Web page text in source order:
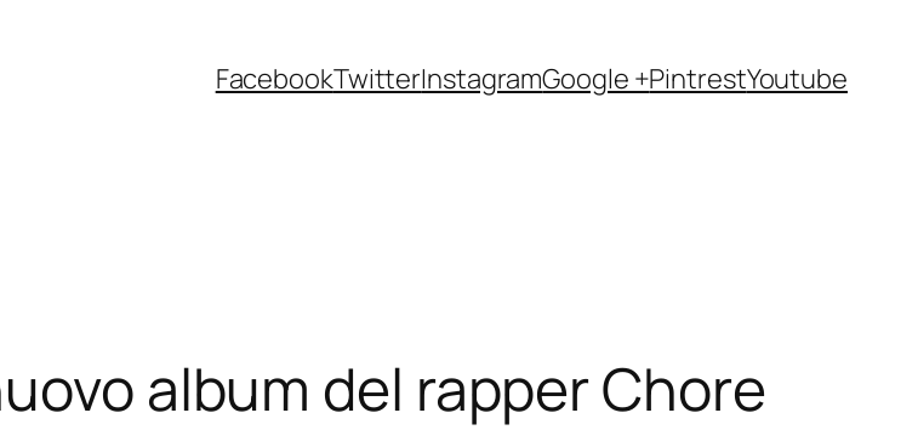
FacebookTwitterInstagramGoogle +PintrestYoutube
album del rapper Chore